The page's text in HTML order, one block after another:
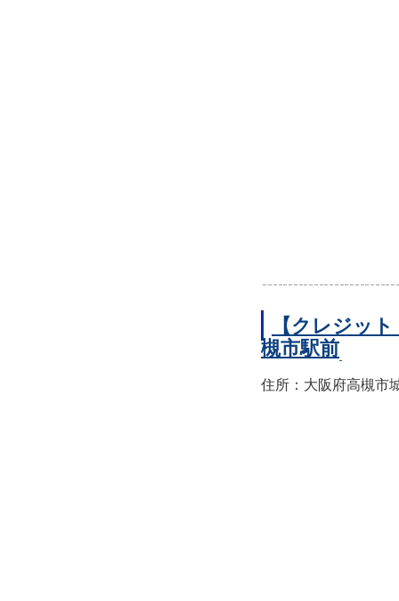
【クレジッ
槻市駅前
住所：大阪府高槻市